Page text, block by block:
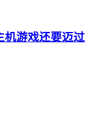
机游戏还要迈过